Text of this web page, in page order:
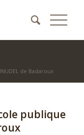
de Badaroux
publique